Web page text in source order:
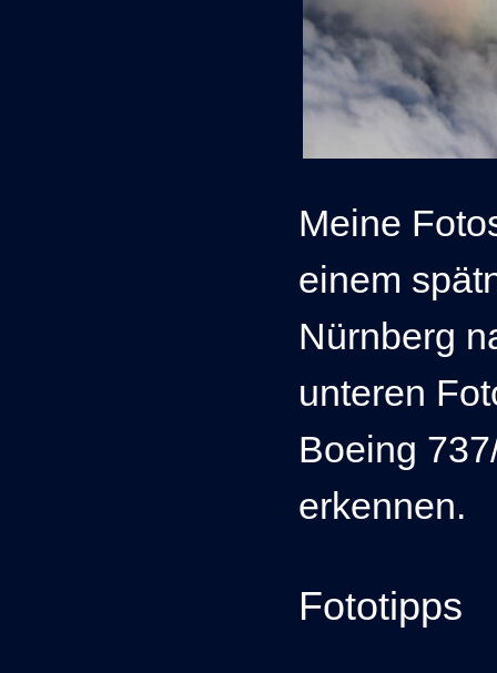
Meine
einem
Nürnberg
unteren
Boeing
erkennen.
Fototipps